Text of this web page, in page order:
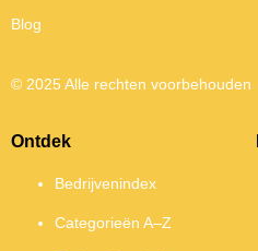
Blog
© 2025 Alle rechten voorbehouden
Ontdek
Bedrijvenindex
Categorieën A–Z